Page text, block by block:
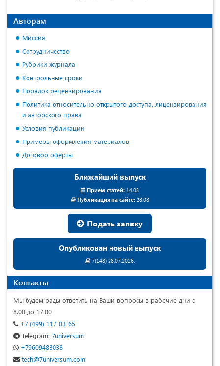
Авторам
Миссия
Сотрудничество
Рубрики журнала
Контрольные сроки
Порядок рецензирования
Политика относительно открытого доступа, лицензирования
и авторского права
Условия публикации
Примеры оформления материалов
Договор оферты
Ближайший выпуск
Прием статей: 14.08
Публикация на сайте:28.08
Подать заявку
Опубликован новый выпуск
7(148) 28.07.2026.
Контакты
Мы будем рады ответить на Ваши вопросы в рабочие дни с
8.00 до 17.00
+7 (499) 117-03-65
Telegram: 7universum
+79609483038
tech@7universum.com